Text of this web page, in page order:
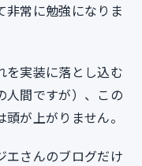
非常に勉強になりま
を実装に落とし込む
人間ですが）、この
が上がりません。
エさんのブログだけ